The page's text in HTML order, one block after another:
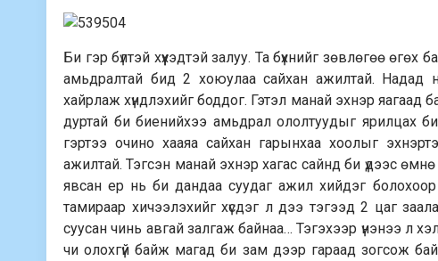
Би гэр бүлтэй хүүхэдтэй залуу. Та бүхнийг зөвлөгөө
амьдралтай бид 2 хоюулаа сайхан ажилтай. Надад
хайрлаж хүндлэхийг боддог. Гэтэл манай эхнэр яагаад
дуртай би биенийхээ амьдрал ололтуудыг ярилцах
гэртээ очино хааяа сайхан гарынхаа хоолыг
ажилтай. Тэгсэн манай эхнэр хагас сайнд би үдээс
явсан ер нь би дандаа суудаг ажил хийдэг
тамираар хичээлэхийг хүсдэг л дээ тэгээд 2 цаг
суусан чинь авгай залгаж байнаа… Тэгэхээр үнэнээ л
чи олохгүй байж магад би зам дээр гараад зогсож